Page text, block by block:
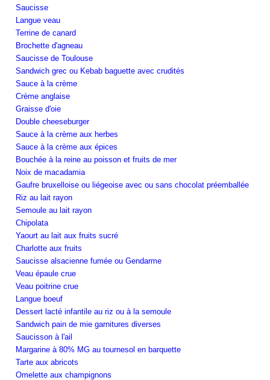
Saucisse
Langue veau
Terrine de canard
Brochette d'agneau
Saucisse de Toulouse
Sandwich grec ou Kebab baguette avec crudités
Sauce à la crème
Crème anglaise
Graisse d'oie
Double cheeseburger
Sauce à la crème aux herbes
Sauce à la crème aux épices
Bouchée à la reine au poisson et fruits de mer
Noix de macadamia
Gaufre bruxelloise ou liégeoise avec ou sans chocolat préemballée
Riz au lait rayon
Semoule au lait rayon
Chipolata
Yaourt au lait aux fruits sucré
Charlotte aux fruits
Saucisse alsacienne fumée ou Gendarme
Veau épaule crue
Veau poitrine crue
Langue boeuf
Dessert lacté infantile au riz ou à la semoule
Sandwich pain de mie garnitures diverses
Saucisson à l'ail
Margarine à 80% MG au tournesol en barquette
Tarte aux abricots
Omelette aux champignons